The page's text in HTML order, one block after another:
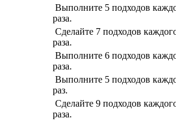
Выполните 5 подходов
раза.
Сделайте 7 подходов
раза.
Выполните 6 подходов
раза.
Выполните 5 подходов
раз.
Сделайте 9 подходов
раза.